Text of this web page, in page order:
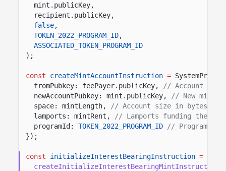
mint.publicKey,
recipient.publicKey,
false,
TOKEN_2022_PROGRAM_ID,
ASSOCIATED_TOKEN_PROGRAM_ID
);
const createMintAccountInstruction =
fromPubkey: feePayer.publicKey,
// Account
newAccountPubkey: mint.publicKey,
// New mint
space: mintLength,
// Account size in bytes for
lamports: mintRent,
// Lamports funding the
programId:
TOKEN_2022_PROGRAM_ID
// Program
});
const initializeInterestBearingInstruction =
createInitializeInterestBearingMintInstruction